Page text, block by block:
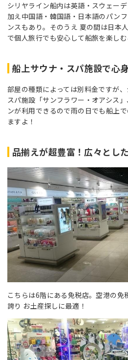
シリヤライン船内は英語・スウェー
加え中国語・韓国語・日本語のパン
ンスもあり。そのうえ 夏の間は日本
で個人旅行でも安心して船旅を楽しむ
船上サウナ・スパ施設で心
部屋の種類によっては別料金ですが
スパ施設「サンフラワー・オアシス
ンが利用できるので雨の日でも船上
ますよ！
品揃えが超豊富！広々とし
こちらは6階にある免税店。空港の免
誇り お土産探しに最適！